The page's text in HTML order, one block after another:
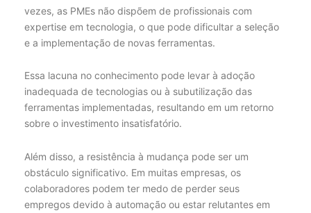
vezes, as PMEs não dispõem de profissionais com
expertise em tecnologia, o que pode dificultar a seleção
e a implementação de novas ferramentas.
Essa lacuna no conhecimento pode levar à adoção
inadequada de tecnologias ou à subutilização das
ferramentas implementadas, resultando em um retorno
sobre o investimento insatisfatório.
Além disso, a resistência à mudança pode ser um
obstáculo significativo. Em muitas empresas, os
colaboradores podem ter medo de perder seus
empregos devido à automação ou estar relutantes em